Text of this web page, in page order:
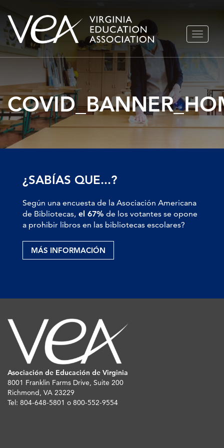
Ir
al
contenido
¿SABÍAS QUE...?
Según una encuesta de la Asociación Americana
de Bibliotecas, el 67% de los votantes se opone
a prohibir libros en las bibliotecas escolares?
MÁS INFORMACIÓN
Asociación de Educación de Virginia
8001 Franklin Farms Drive, Suite 200
Richmond, VA 23229
Tel: 804-648-5801 o 800-552-9554